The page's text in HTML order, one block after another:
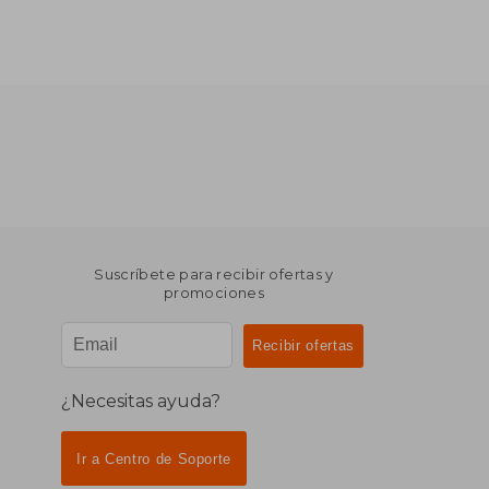
Suscríbete para recibir ofertas y
promociones
¿Necesitas ayuda?
Ir a Centro de Soporte